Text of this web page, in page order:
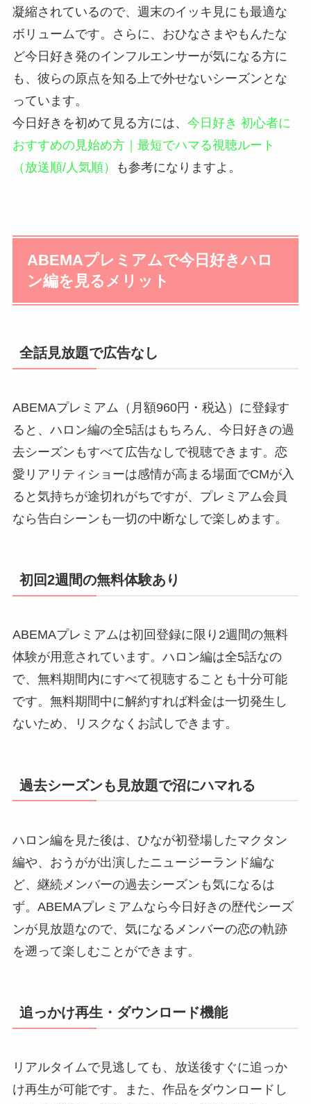
凝縮されているので、週末のイッキ見にも最適な
ボリュームです。さらに、おひなさまやもんたな
ど今日好き発のインフルエンサーが気になる方に
も、彼らの原点を知る上で外せないシーズンとな
っています。
今日好きを初めて見る方には、 今日好き 初心者に
おすすめの見始め方｜最短でハマる視聴ルート
（放送順/人気順）
も参考になりますよ。
ABEMAプレミアムで今日好きハロ
ン編を見るメリット
全話見放題で広告なし
ABEMAプレミアム（月額960円・税込）に登録す
ると、ハロン編の全5話はもちろん、今日好きの過
去シーズンもすべて広告なしで視聴できます。恋
愛リアリティショーは感情が高まる場面でCMが入
ると気持ちが途切れがちですが、プレミアム会員
なら告白シーンも一切の中断なしで楽しめます。
初回2週間の無料体験あり
ABEMAプレミアムは初回登録に限り2週間の無料
体験が用意されています。ハロン編は全5話なの
で、無料期間内にすべて視聴することも十分可能
です。無料期間中に解約すれば料金は一切発生し
ないため、リスクなくお試しできます。
過去シーズンも見放題で沼にハマれる
ハロン編を見た後は、ひなが初登場したマクタン
編や、おうがが出演したニュージーランド編な
ど、継続メンバーの過去シーズンも気になるは
ず。ABEMAプレミアムなら今日好きの歴代シーズ
ンが見放題なので、気になるメンバーの恋の軌跡
を遡って楽しむことができます。
追っかけ再生・ダウンロード機能
リアルタイムで見逃しても、放送後すぐに追っか
け再生が可能です。また、作品をダウンロードし